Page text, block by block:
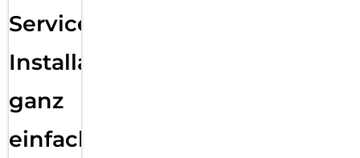
Services
Installation
ganz
einfach